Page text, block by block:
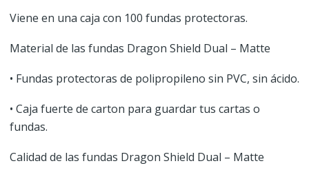
Viene en una caja con 100 fundas protectoras.
Material de las fundas Dragon Shield Dual – Matte
• Fundas protectoras de polipropileno sin PVC, sin ácido.
• Caja fuerte de carton para guardar tus cartas o
fundas.
Calidad de las fundas Dragon Shield Dual – Matte